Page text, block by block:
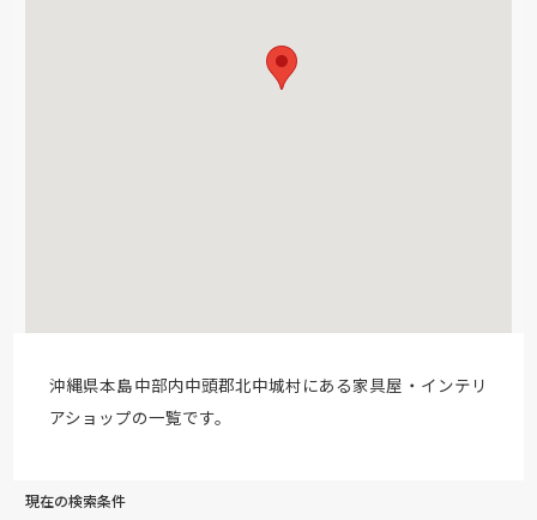
沖縄県本島中部内中頭郡北中城村にある家具屋・インテリ
アショップの一覧です。
現在の検索条件